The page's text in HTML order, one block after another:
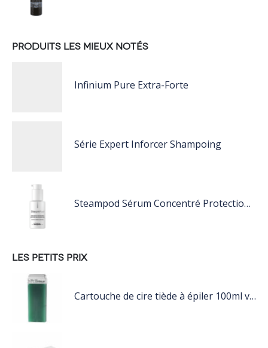
PRODUITS LES MIEUX NOTÉS
Infinium Pure Extra-Forte
Série Expert Inforcer Shampoing
Steampod Sérum Concentré Protection Pointes et finition
LES PETITS PRIX
Cartouche de cire tiède à épiler 100ml vert